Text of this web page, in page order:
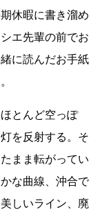
休暇に書き溜め
エ先輩の前でお
に読んだお手紙
とんど空っぽ
を反射する。そ
まま転がってい
な曲線、沖合で
しいライン、廃